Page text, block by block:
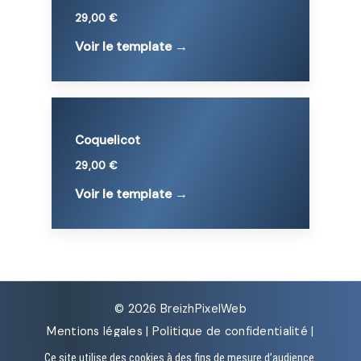
29,00 €
Voir le template →
Coquelicot
29,00 €
Voir le template →
© 2026 BreizhPixelWeb
Mentions légales | Politique de confidentialité |
Ce site utilise des cookies à des fins de mesure d’audience.